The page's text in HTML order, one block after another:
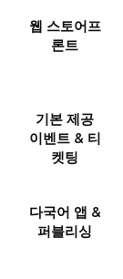
웹 스토어프
론트
기본 제공
이벤트 & 티
켓팅
다국어 앱 &
퍼블리싱